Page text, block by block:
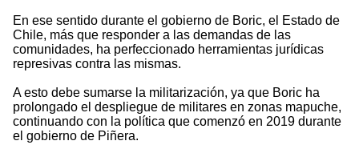
En ese sentido durante el gobierno de Boric, el Estado de
Chile, más que responder a las demandas de las
comunidades, ha perfeccionado herramientas jurídicas
represivas contra las mismas.
A esto debe sumarse la militarización, ya que Boric ha
prolongado el despliegue de militares en zonas mapuche,
continuando con la política que comenzó en 2019 durante
el gobierno de Piñera.